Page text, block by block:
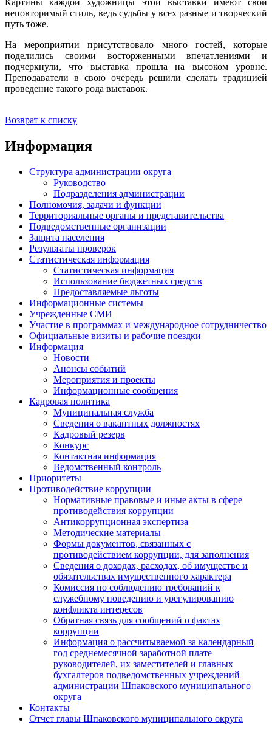
Картины каждой художницы этой выставки имеют свой
неповторимый стиль, ведь судьбы у всех разные и творческий
путь тоже.
На мероприятии присутствовало много гостей, которые
поделились своими восторженными впечатлениями и
подчеркнули, что выставка прошла на высоком уровне.
Преподаватели в свою очередь решили сделать традицией
проведение такого рода выставок.
Возврат к списку
Информация
Структура администрации округа
Руководство
Подразделения администрации
Полномочия, задачи и функции
Территориальные органы и представительства
Подведомственные организации
Защита населения
Результаты проверок
Статистическая информация
Статистическая информация
Использование бюджетных средств
Предоставляемые льготы
Информационные системы
Учрежденные СМИ
Участие в программах и международное сотрудничество
Официальные визиты и рабочие поездки
Информация
Новости
Анонсы событий
Мероприятия и проекты
Информационные сообщения
Кадровая политика
Муниципальная служба
Сведения о вакантных должностях
Кадровый резерв
Конкурс
Контактная информация
Ведомственный контроль
Приоритеты
Противодействие коррупции
Нормативные правовые и иные акты в сфере
противодействия коррупции
Антикоррупционная экспертиза
Методические материалы
Формы документов, связанных с
противодействием коррупции, для заполнения
Сведения о доходах, расходах, об имуществе и
обязательствах имущественного характера
Комиссия по соблюдению требований к
служебному поведению и урегулированию
конфликта интересов
Обратная связь для сообщений о фактах
коррупции
Информация о рассчитываемой за календарный
год среднемесячной заработной плате
руководителей, их заместителей и главных
бухгалтеров подведомственных учреждений
администрации Шпаковского муниципального
округа
Контакты
Отчет главы Шпаковского муниципального округа